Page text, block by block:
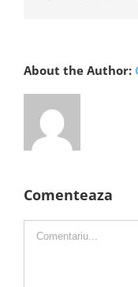
About the Author:
Comenteaza